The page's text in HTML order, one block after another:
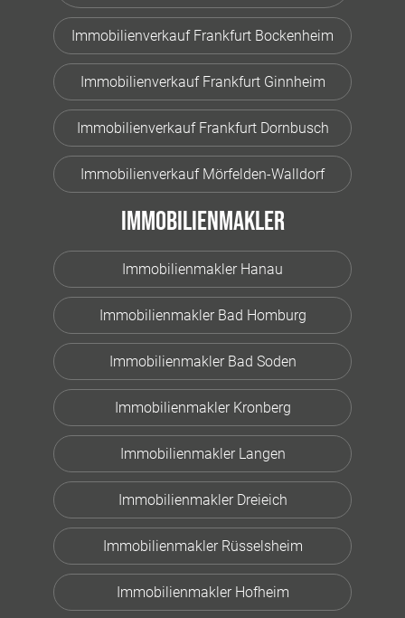
Immobilienverkauf Frankfurt Bockenheim
Immobilienverkauf Frankfurt Ginnheim
Immobilienverkauf Frankfurt Dornbusch
Immobilienverkauf Mörfelden-Walldorf
Immobilienmakler
Immobilienmakler Hanau
Immobilienmakler Bad Homburg
Immobilienmakler Bad Soden
Immobilienmakler Kronberg
Immobilienmakler Langen
Immobilienmakler Dreieich
Immobilienmakler Rüsselsheim
Immobilienmakler Hofheim